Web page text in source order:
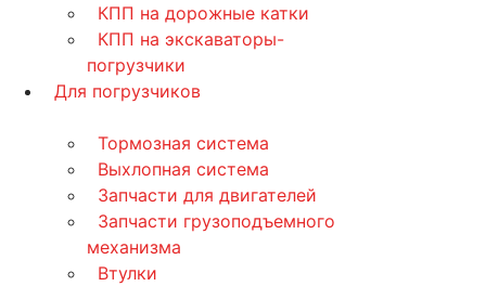
КПП на дорожные катки
КПП на экскаваторы-
погрузчики
Для погрузчиков
Тормозная система
Выхлопная система
Запчасти для двигателей
Запчасти грузоподъемного
механизма
Втулки